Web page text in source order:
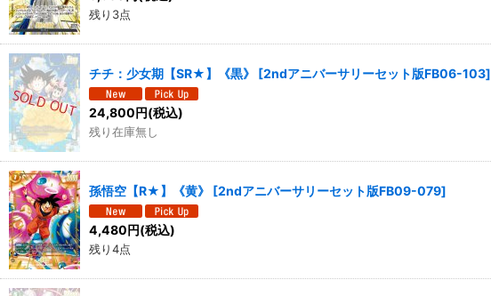
残り3点
チチ：少女期【SR★】《黒》 [2ndアニバーサリーセット版FB06-103]
24,800円(税込)
残り在庫無し
孫悟空【R★】《黄》 [2ndアニバーサリーセット版FB09-079]
4,480円(税込)
残り4点